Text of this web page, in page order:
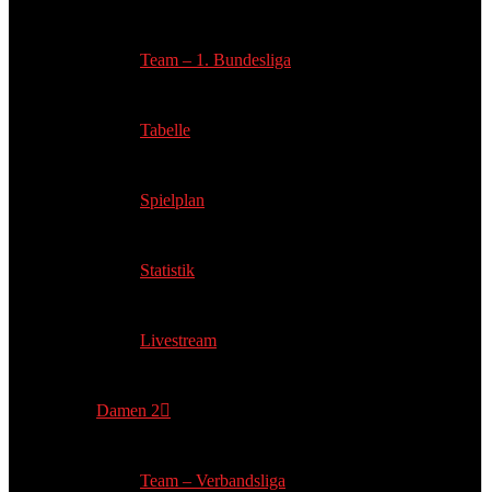
Team – 1. Bundesliga
Tabelle
Spielplan
Statistik
Livestream
Damen 2
Team – Verbandsliga